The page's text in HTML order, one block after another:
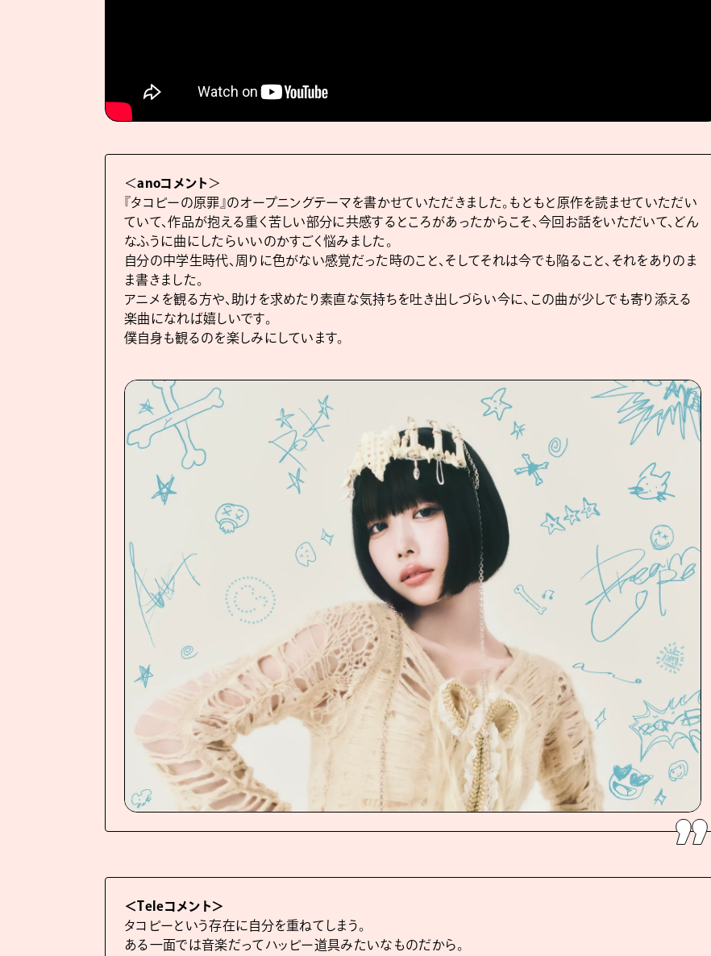
＜anoコメント＞
『タコピーの原罪』のオープニングテーマを書かせていただきました。もともと原作を読ませていただい
ていて、作品が抱える重く苦しい部分に共感するところがあったからこそ、今回お話をいただいて、どん
なふうに曲にしたらいいのかすごく悩みました。
自分の中学生時代、周りに色がない感覚だった時のこと、そしてそれは今でも陥ること、それをありのま
ま書きました。
アニメを観る方や、助けを求めたり素直な気持ちを吐き出しづらい今に、この曲が少しでも寄り添える
楽曲になれば嬉しいです。
僕自身も観るのを楽しみにしています。
＜Teleコメント＞
タコピーという存在に自分を重ねてしまう。
ある一面では音楽だってハッピー道具みたいなものだから。